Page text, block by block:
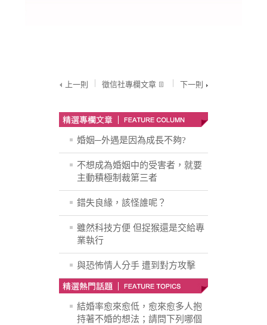
上一則 徵信社專欄文章 下一則
婚姻─外遇是因為成長不夠?
不想成為婚姻中的受害者，就要
主動積極制裁第三者
錯失良緣，該怪誰呢？
雖然科技方便 但捉猴還是交給專
業執行
與恐怖情人分手 遭到對方攻擊
結婚率愈來愈低，愈來愈多人抱
持著不婚的想法；請問下列哪個